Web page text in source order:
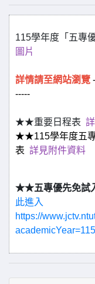
115學年度「五專
圖片
詳情請至網站瀏覽
-----
★★重要日程表
★★115學年度五專
表 詳見附件資料
★★五專優先免試
此進入
https://